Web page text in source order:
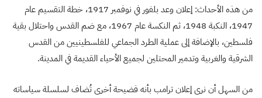
من هذه الأحداث: إعلان وعد بلفور في نوفمبر 1917، خطة التقسيم عام
1947، النكبة 1948، ثم النكسة عام 1967، مع ضم القدس واحتلال بقية
فلسطين، بالإضافة إلى عملية الطرد الجماعي للفلسطينيين من القدس
الشرقية والغربية وتدمير المحتلين لجميع الأحياء القديمة في المدينة.
من السهل أن نرى إعلان ترامب بأنه فضيحة أخرى تُضاف لسلسلة سياساته